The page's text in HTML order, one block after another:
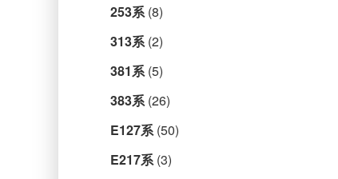
253系(8)
313系(2)
381系(5)
383系(26)
E127系(50)
E217系(3)